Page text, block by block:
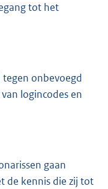
tot het
tegen onbevoegd
logincodes en
gaan
de kennis die zij tot